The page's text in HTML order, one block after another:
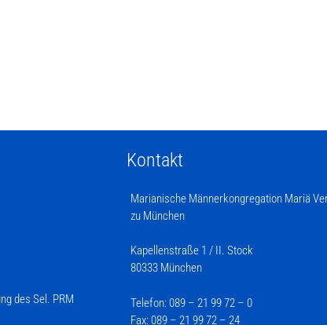
Kontakt
des Sel. PRM
Marianische Männerkongregation Mariä
zu München
Kapellenstraße 1 / II. Stock
80333 München
Telefon: 089 – 21 99 72 – 0
Fax: 089 – 21 99 72 – 24